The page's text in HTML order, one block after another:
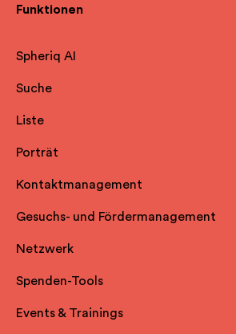
Funktionen
Spheriq AI
Suche
Liste
Porträt
Kontaktmanagement
Gesuchs- und Fördermanagement
Netzwerk
Spenden-Tools
Events & Trainings